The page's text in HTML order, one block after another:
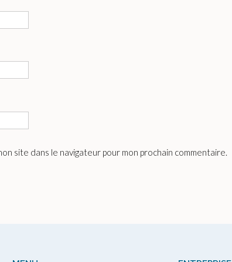
site dans le navigateur pour mon prochain commentaire.